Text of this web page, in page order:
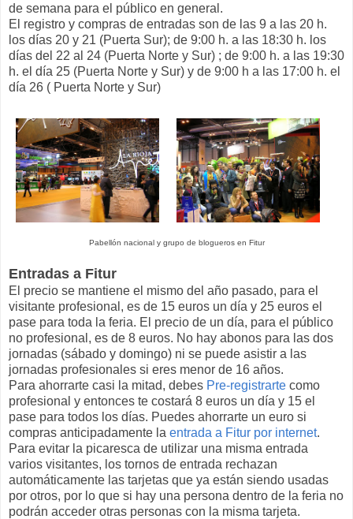
de semana para el público en general.
El registro y compras de entradas son de las 9 a las 20 h.
los días 20 y 21 (Puerta Sur); de 9:00 h. a las 18:30 h. los
días del 22 al 24 (Puerta Norte y Sur) ; de 9:00 h. a las 19:30
h. el día 25 (Puerta Norte y Sur) y de 9:00 h a las 17:00 h. el
día 26 ( Puerta Norte y Sur)
Pabellón nacional y grupo de blogueros en Fitur
Entradas a Fitur
El precio se mantiene el mismo del año pasado, para el
visitante profesional, es de 15 euros un día y 25 euros el
pase para toda la feria. El precio de un día, para el público
no profesional, es de 8 euros. No hay abonos para las dos
jornadas (sábado y domingo) ni se puede asistir a las
jornadas profesionales si eres menor de 16 años.
Para ahorrarte casi la mitad, debes Pre-registrarte como
profesional y entonces te costará 8 euros un día y 15 el
pase para todos los días. Puedes ahorrarte un euro si
compras anticipadamente la entrada a Fitur por internet.
Para evitar la picaresca de utilizar una misma entrada
varios visitantes, los tornos de entrada rechazan
automáticamente las tarjetas que ya están siendo usadas
por otros, por lo que si hay una persona dentro de la feria no
podrán acceder otras personas con la misma tarjeta.